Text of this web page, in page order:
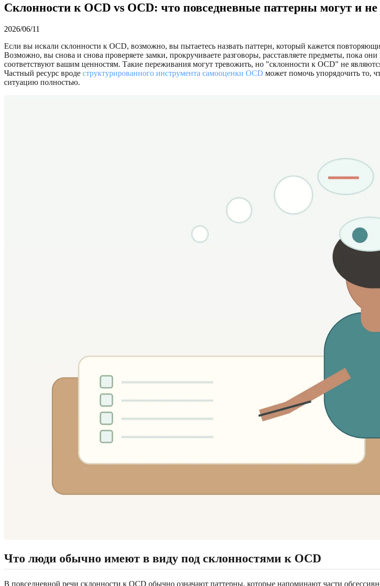
Склонности к OCD vs OCD: что повседневные паттерны могут и не
2026/06/11
Если вы искали склонности к OCD, возможно, вы пытаетесь назвать паттерн, который кажется
Возможно, вы снова и снова проверяете замки, прокручиваете разговоры, расставляете предметы, пока
соответствуют вашим ценностям. Такие переживания могут тревожить, но "склонности к OCD" не
Частный ресурс вроде структурированного инструмента самооценки OCD может помочь упорядочить то,
ситуацию полностью.
Что люди обычно имеют в виду под склонностями к OCD
В повседневной речи склонности к OCD обычно означают паттерны, которые напоминают части